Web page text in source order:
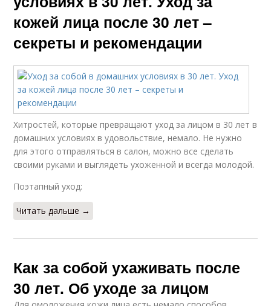
кожей лица после 30 лет –
секреты и рекомендации
Хитростей, которые превращают уход за лицом в 30 лет в
домашних условиях в удовольствие, немало. Не нужно
для этого отправляться в салон, можно все сделать
своими руками и выглядеть ухоженной и всегда молодой.
Поэтапный уход:
Читать дальше →
Как за собой ухаживать после
30 лет. Об уходе за лицом